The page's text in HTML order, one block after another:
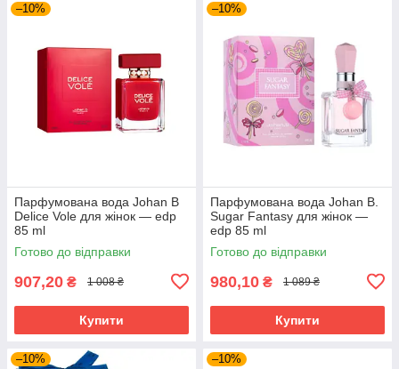
–10%
Парфумована вода Johan B
Delice Vole для жінок — edp
85 ml
Готово до відправки
907,20 ₴ 1 008 ₴
Купити
–10%
Парфумована вода Johan B.
Sugar Fantasy для жінок —
edp 85 ml
Готово до відправки
980,10 ₴ 1 089 ₴
Купити
–10% –10%